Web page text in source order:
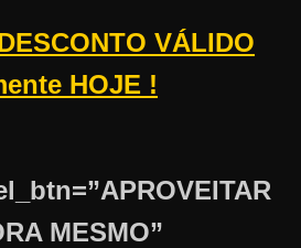
VÁLIDO
HOJE !
MESMO”